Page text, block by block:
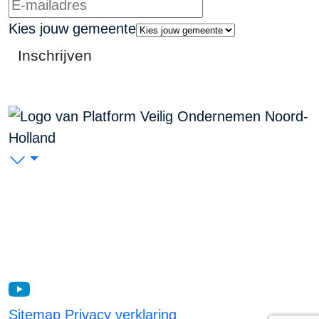
Kies jouw gemeente
Inschrijven
Sitemap Privacy verklaring